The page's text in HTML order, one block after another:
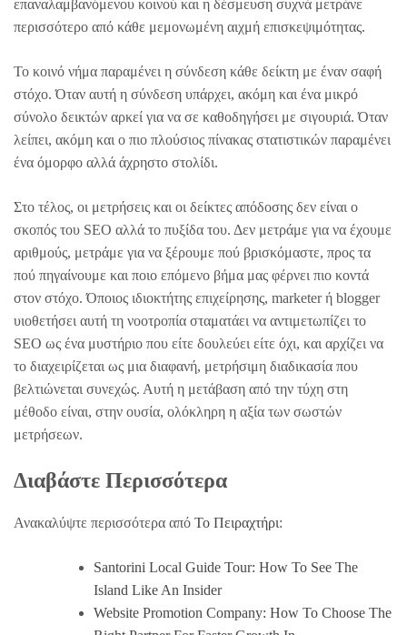
επαναλαμβανόμενου κοινού και η δέσμευση συχνά μετράνε
περισσότερο από κάθε μεμονωμένη αιχμή επισκεψιμότητας.
Το κοινό νήμα παραμένει η σύνδεση κάθε δείκτη με έναν σαφή
στόχο. Όταν αυτή η σύνδεση υπάρχει, ακόμη και ένα μικρό
σύνολο δεικτών αρκεί για να σε καθοδηγήσει με σιγουριά. Όταν
λείπει, ακόμη και ο πιο πλούσιος πίνακας στατιστικών παραμένει
ένα όμορφο αλλά άχρηστο στολίδι.
Στο τέλος, οι μετρήσεις και οι δείκτες απόδοσης δεν είναι ο
σκοπός του SEO αλλά το πυξίδα του. Δεν μετράμε για να έχουμε
αριθμούς, μετράμε για να ξέρουμε πού βρισκόμαστε, προς τα
πού πηγαίνουμε και ποιο επόμενο βήμα μας φέρνει πιο κοντά
στον στόχο. Όποιος ιδιοκτήτης επιχείρησης, marketer ή blogger
υιοθετήσει αυτή τη νοοτροπία σταματάει να αντιμετωπίζει το
SEO ως ένα μυστήριο που είτε δουλεύει είτε όχι, και αρχίζει να
το διαχειρίζεται ως μια διαφανή, μετρήσιμη διαδικασία που
βελτιώνεται συνεχώς. Αυτή η μετάβαση από την τύχη στη
μέθοδο είναι, στην ουσία, ολόκληρη η αξία των σωστών
μετρήσεων.
Διαβάστε Περισσότερα
Ανακαλύψτε περισσότερα από Το Πειραχτήρι:
Santorini Local Guide Tour: How To See The
Island Like An Insider
Website Promotion Company: How To Choose The